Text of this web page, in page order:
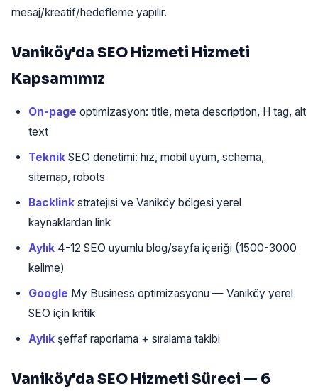
mesaj/kreatif/hedefleme yapılır.
Vaniköy'da SEO Hizmeti Hizmeti
Kapsamımız
On-page optimizasyon: title, meta description, H tag, alt
text
Teknik SEO denetimi: hız, mobil uyum, schema,
sitemap, robots
Backlink stratejisi ve Vaniköy bölgesi yerel
kaynaklardan link
Aylık 4-12 SEO uyumlu blog/sayfa içeriği (1500-3000
kelime)
Google My Business optimizasyonu — Vaniköy yerel
SEO için kritik
Aylık şeffaf raporlama + sıralama takibi
Vaniköy'da SEO Hizmeti Süreci — 6